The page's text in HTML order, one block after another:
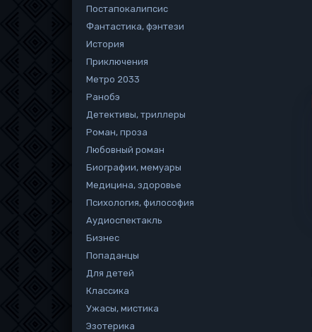
Постапокалипсис
Фантастика, фэнтези
История
Приключения
Метро 2033
Ранобэ
Детективы, триллеры
Роман, проза
Любовный роман
Биографии, мемуары
Медицина, здоровье
Психология, философия
Аудиоспектакль
Бизнес
Попаданцы
Для детей
Классика
Ужасы, мистика
Эзотерика